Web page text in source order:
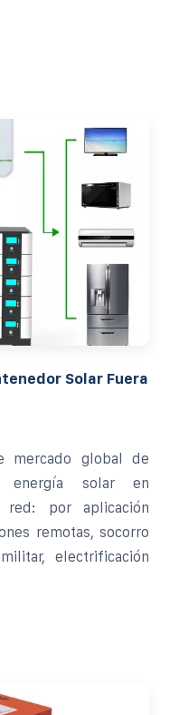
Solar Fuera
mercado global de
energía solar en
por aplicación
remotas, socorro
electrificación